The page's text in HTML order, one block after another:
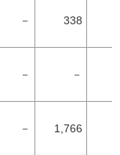
－ 338
－ －
－ 1,766